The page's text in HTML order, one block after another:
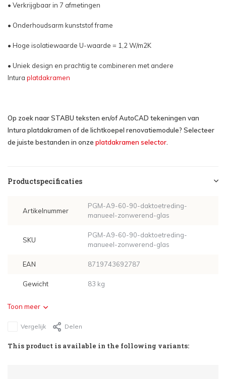
• Verkrijgbaar in 7 afmetingen
• Onderhoudsarm kunststof frame
• Hoge isolatiewaarde U-waarde = 1,2 W/m2K
• Uniek design en prachtig te combineren met andere
Intura platdakramen
Op zoek naar STABU teksten en/of AutoCAD tekeningen van
Intura platdakramen of de lichtkoepel renovatiemodule? Selecteer
de juiste bestanden in onze platdakramen selector
Productspecificaties
Artikelnummer
PGM-A9-60-90-daktoetreding-
manueel-zonwerend-glas
SKU
PGM-A9-60-90-daktoetreding-
manueel-zonwerend-glas
EAN 8719743692787
Gewicht 83 kg
Toon meer
Vergelijk Delen
This product is available in the following variants: